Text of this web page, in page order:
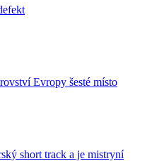
Evropy šesté místo
short track a je mistryní